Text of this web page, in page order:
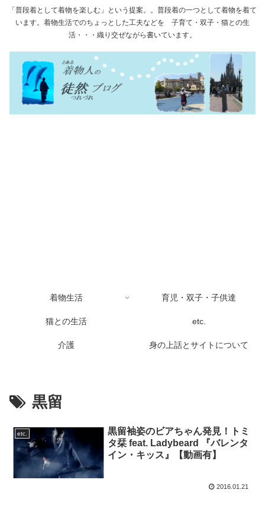
「普段着として着物を楽しむ」という提案。。普段着の一つとして着物を着て
います。着物生活でのちょっとした工夫などを 子育て・双子・猫との生
活・・・織り交ぜながら書いています。
着物生活 育児・双子・子供達
猫との生活 etc.
介護 身の上話とサイトについて
黒留
etc.
黒留袖姿のビアちゃん発見！トミ
タ栞 feat. Ladybeard 『バレンタ
イン・キッス』【動画有】
2016.01.21